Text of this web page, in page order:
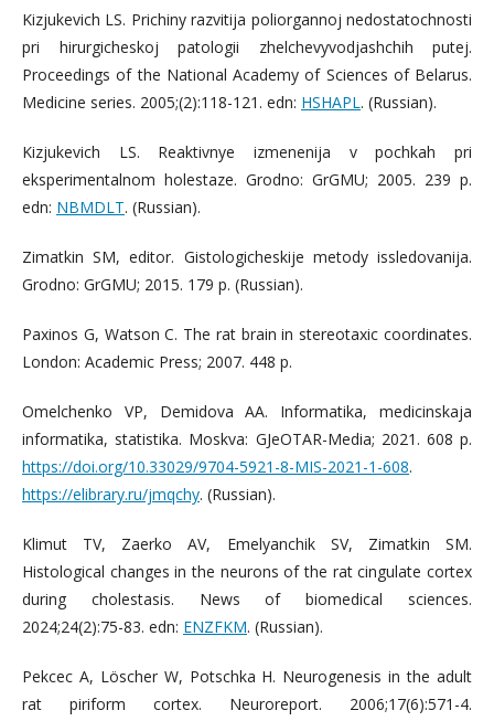
Kizjukevich LS. Prichiny razvitija poliorgannoj nedostatochnosti
pri hirurgicheskoj patologii zhelchevyvodjashchih putej.
Proceedings of the National Academy of Sciences of Belarus.
Medicine series. 2005;(2):118-121. edn: HSHAPL. (Russian).
Kizjukevich LS. Reaktivnye izmenenija v pochkah pri
eksperimentalnom holestaze. Grodno: GrGMU; 2005. 239 p.
edn: NBMDLT. (Russian).
Zimatkin SM, editor. Gistologicheskije metody issledovanija.
Grodno: GrGMU; 2015. 179 p. (Russian).
Paxinos G, Watson C. The rat brain in stereotaxic coordinates.
London: Academic Press; 2007. 448 р.
Omelchenko VP, Demidova AA. Informatika, medicinskaja
informatika, statistika. Moskva: GJeOTAR-Media; 2021. 608 p.
https://doi.org/10.33029/9704-5921-8-MIS-2021-1-608.
https://elibrary.ru/jmqchy. (Russian).
Klimut TV, Zaerko AV, Emelyanchik SV, Zimatkin SM.
Histological changes in the neurons of the rat cingulate cortex
during cholestasis. News of biomedical sciences.
2024;24(2):75-83. edn: ENZFKM. (Russian).
Pekcec A, Löscher W, Potschka H. Neurogenesis in the adult
rat piriform cortex. Neuroreport. 2006;17(6):571-4.